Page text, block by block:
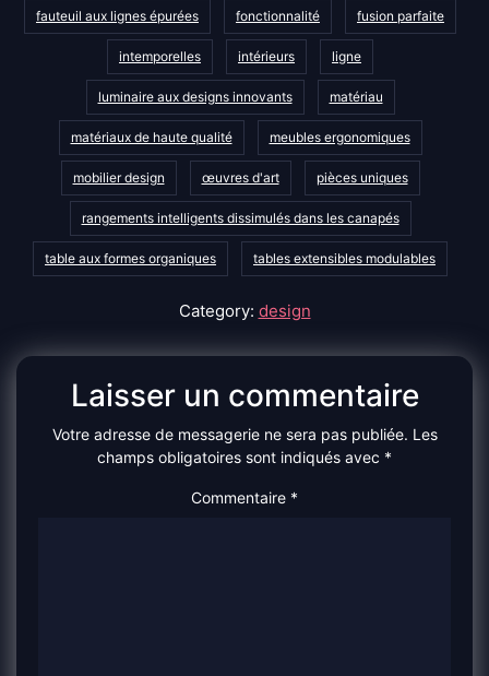
fauteuil aux lignes épurées fonctionnalité fusion parfaite
intemporelles intérieurs ligne
luminaire aux designs innovants matériau
matériaux de haute qualité meubles ergonomiques
mobilier design œuvres d'art pièces uniques
rangements intelligents dissimulés dans les canapés
table aux formes organiques tables extensibles modulables
Category: design
Laisser un commentaire
Votre adresse de messagerie ne sera pas publiée. Les
champs obligatoires sont indiqués avec *
Commentaire *